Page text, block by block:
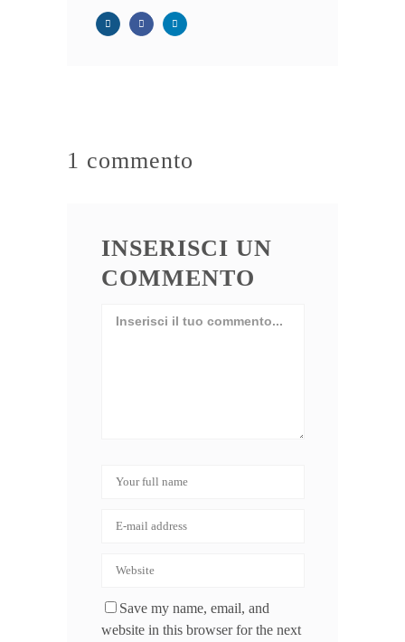
1 commento
INSERISCI UN
COMMENTO
Save my name, email, and
website in this browser for the next